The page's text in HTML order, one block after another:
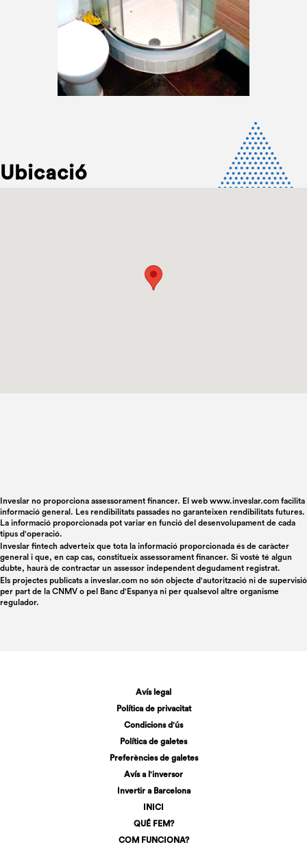
Ubicació
Inveslar no proporciona assessorament financer. El web www.inveslar.com facilita
informació general. Les rendibilitats passades no garanteixen rendibilitats futures.
La informació proporcionada pot variar en funció del desenvolupament de cada
tipus d'operació.
Inveslar fintech adverteix que tota la informació proporcionada és de caràcter
general i que, en cap cas, constitueix assessorament financer. Si vostè té algun
dubte, haurà de contractar un assessor independent degudament registrat.
Els projectes publicats a inveslar.com no són objecte d'autorització ni de supervisió
per part de la CNMV o pel Banc d'Espanya ni per qualsevol altre organisme
regulador.
Avís legal
Política de privacitat
Condicions d'ús
Política de galetes
Preferències de galetes
Avís a l'inversor
Invertir a Barcelona
INICI
QUÉ FEM?
COM FUNCIONA?